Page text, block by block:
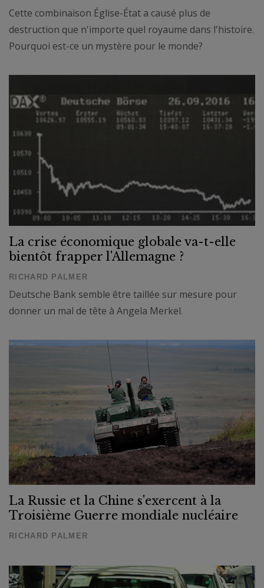
Cette combinaison Église-État a causé plus de
destruction que n'importe quel royaume dans l'histoire.
Pourquoi est-ce un mystère pour le monde?
La crise économique globale va-t-elle
bientôt frapper l'Allemagne ?
RICHARD PALMER
Deutsche Bank semble être taillée sur mesure pour
donner un mal de tête à Angela Merkel.
La Russie et la Chine s'exercent à la
Troisième Guerre mondiale nucléaire
RICHARD PALMER